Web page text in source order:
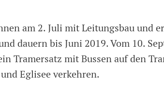
am 2. Juli mit Leitungsbau und
dauern bis Juni 2019. Vom 10.
Tramersatz mit Bussen auf den
Eglisee verkehren.